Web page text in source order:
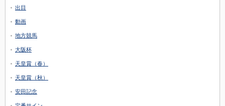
出目
動画
地方競馬
大阪杯
天皇賞（春）
天皇賞（秋）
安田記念